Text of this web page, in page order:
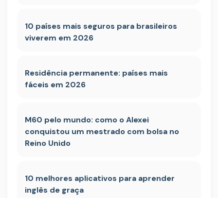
10 países mais seguros para brasileiros
viverem em 2026
Residência permanente: países mais
fáceis em 2026
M60 pelo mundo: como o Alexei
conquistou um mestrado com bolsa no
Reino Unido
10 melhores aplicativos para aprender
inglês de graça